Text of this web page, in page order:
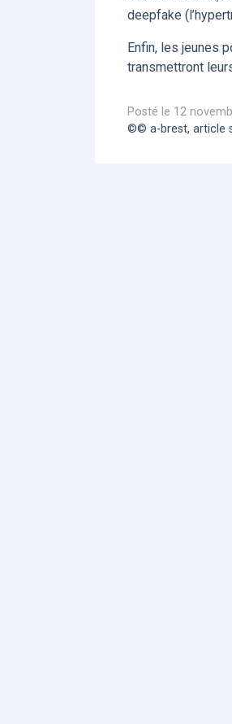
deepfake
Enfin, les jeunes
transmettront
Posté le 12
©© a-brest, article